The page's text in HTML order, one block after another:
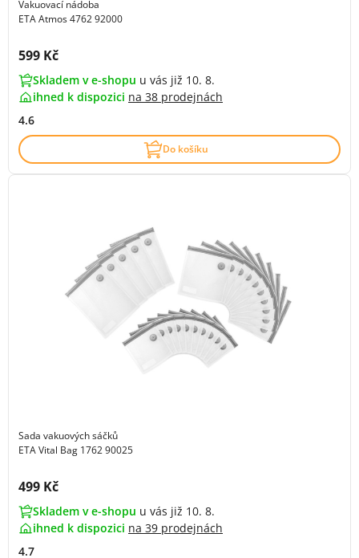
Vakuovací nádoba
ETA Atmos 4762 92000
Cena s DPH:
599 Kč
Skladem v e-shopu u vás již 10. 8.
ihned k dispozici na 38 prodejnách
4.6
Do košíku
Sada vakuových sáčků
ETA Vital Bag 1762 90025
Cena s DPH:
499 Kč
Skladem v e-shopu u vás již 10. 8.
ihned k dispozici na 39 prodejnách
4.7